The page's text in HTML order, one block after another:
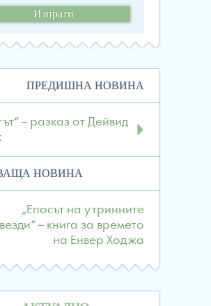
ПРЕДИШНА НОВИНА
– разказ от Дейвид
НОВИНА
„Епосът на утринните
– книга за времето
на Енвер Ходжа